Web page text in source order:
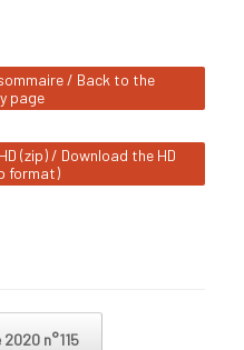
/ Back to the
page
(zip) / Download the HD
format)
n°115